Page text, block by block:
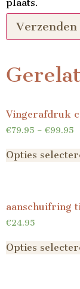
plaats.
Vingerafdruk
€79.95 – €99.95
Opties
aanschuifring
€24.95
Opties